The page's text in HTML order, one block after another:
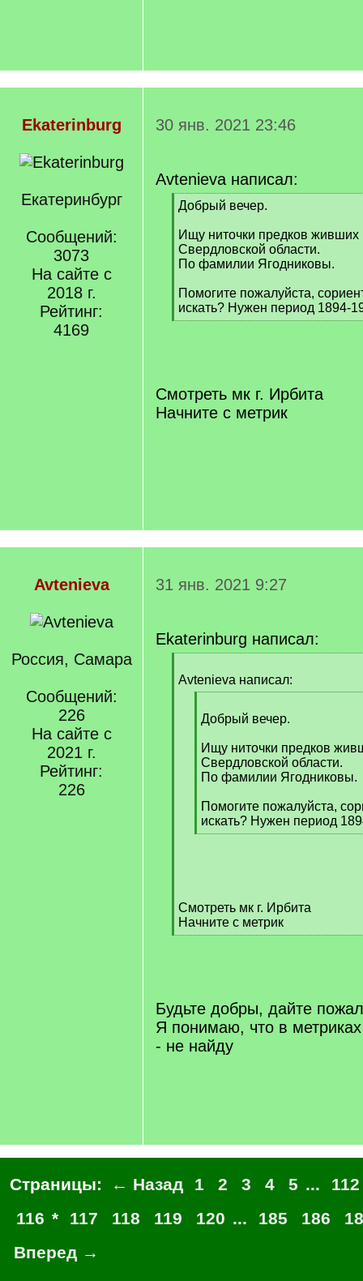
Ekaterinburg
Екатеринбург
Сообщений:
3073
На сайте с
2018 г.
Рейтинг:
4169
30 янв. 2021 23:46
Avtenieva написал:
[
]
Добрый вечер.
Ищу ниточки предков живших
Свердловской области.
По фамилии Ягодниковы.
Помогите пожалуйста,
искать? Нужен период 1894-
[
Смотреть мк г. Ирбита
Начните с метрик
Avtenieva
Россия, Самара
Сообщений:
226
На сайте с
2021 г.
Рейтинг:
226
31 янв. 2021 9:27
Ekaterinburg написал:
q
Avtenieva написал:
q
Добрый вечер.
Ищу ниточки предков
Свердловской области.
По фамилии Ягодниковы.
Помогите пожалуйста,
искать? Нужен период
[
Смотреть мк г. Ирбита
Начните с метрик
[
Будьте добры, дайте
Я понимаю, что в метриках
- не найду
Страницы: ← Назад 1 2 3 4 5 ...
112
116 * 117 118 119 120 ... 185 186
Вперед →